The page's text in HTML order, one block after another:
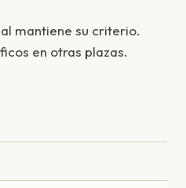
mantiene su criterio.
en otras plazas.